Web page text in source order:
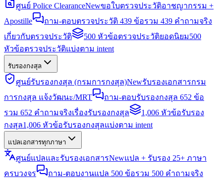
ศูนย์ Police ClearanceNewขอใบตรวจประวัติอาชญากรรม +
Apostille
ถาม-ตอบตรวจประวัติ 439 ข้อรวม 439 คำถามจริง
เกี่ยวกับตรวจประวัติ
500 หัวข้อตรวจประวัติยอดนิยม500
หัวข้อตรวจประวัติแบ่งตาม intent
รับรองกงสุล
ศูนย์รับรองกงสุล (กรมการกงสุล)Newรับรองเอกสารกรม
การกงสุล แจ้งวัฒนะ/MRT
ถาม-ตอบรับรองกงสุล 652 ข้อ
รวม 652 คำถามจริงเรื่องรับรองกงสุล
1,006 หัวข้อรับรอง
กงสุล1,006 หัวข้อรับรองกงสุลแบ่งตาม intent
แปลเอกสารทุกภาษา
ศูนย์แปลและรับรองเอกสารNewแปล + รับรอง 25+ ภาษา
ครบวงจร
ถาม-ตอบงานแปล 500 ข้อรวม 500 คำถามจริง